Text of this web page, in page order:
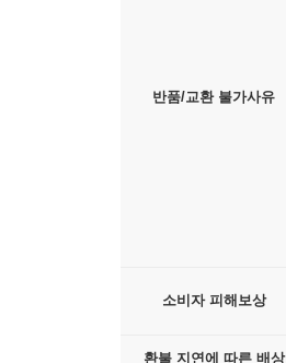
반품/교환 불가사유
소비자 피해보상
환불 지연에 따른 배상